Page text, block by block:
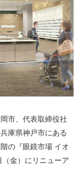
市、代表取締役社
庫県神戸市にある
の『眼鏡市場 イオ
（金）にリニューア